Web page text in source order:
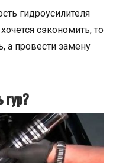
гидроусилителя
сэкономить, то
а провести замену
гур?